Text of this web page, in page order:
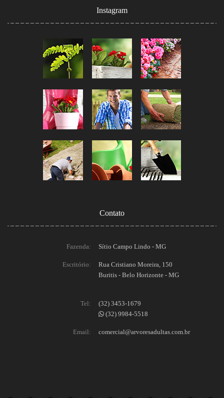
Instagram
Contato
Fazenda: Sítio Campo Lindo - MG
Escritório:
Rua Cristiano Moreira, 150
Buritis - Belo Horizonte - MG
Tel:
(32) 3453-1679
(32) 9984-5518
Email: comercial@arvoresadultas.com.br